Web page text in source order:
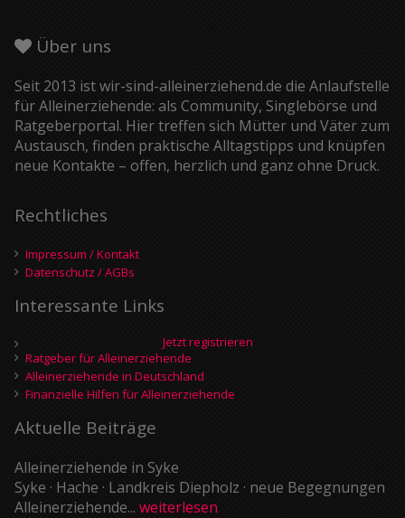
Über uns
Seit 2013 ist wir-sind-alleinerziehend.de die Anlaufstelle
für Alleinerziehende: als Community, Singlebörse und
Ratgeberportal. Hier treffen sich Mütter und Väter zum
Austausch, finden praktische Alltagstipps und knüpfen
neue Kontakte – offen, herzlich und ganz ohne Druck.
Rechtliches
Impressum / Kontakt
Datenschutz / AGBs
Interessante Links
Jetzt registrieren
Ratgeber für Alleinerziehende
Alleinerziehende in Deutschland
Finanzielle Hilfen für Alleinerziehende
Aktuelle Beiträge
Alleinerziehende in Syke
Syke · Hache · Landkreis Diepholz · neue Begegnungen
Alleinerziehende... weiterlesen